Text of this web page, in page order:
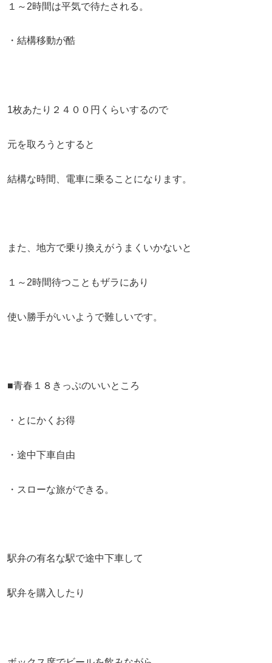
１～2時間は平気で待たされる。
・結構移動が酷
1枚あたり２４００円くらいするので
元を取ろうとすると
結構な時間、電車に乗ることになります。
また、地方で乗り換えがうまくいかないと
１～2時間待つこともザラにあり
使い勝手がいいようで難しいです。
■青春１８きっぷのいいところ
・とにかくお得
・途中下車自由
・スローな旅ができる。
駅弁の有名な駅で途中下車して
駅弁を購入したり